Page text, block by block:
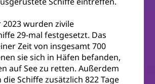
2023 wurden zivile
29-mal festgesetzt. Das
Zeit von insgesamt 700
sie sich in Häfen befanden,
auf See zu retten. Außerdem
Schiffe zusätzlich 822 Tage